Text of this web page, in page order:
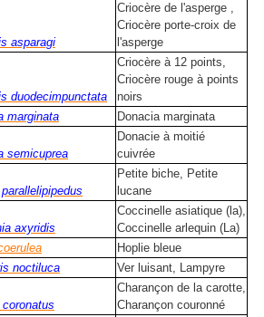
asparagi
Criocère de l'asperge ,
Criocère porte-croix de
l'asperge
duodecimpunctata
Criocère à 12 points,
Criocère rouge à points
noirs
marginata Donacia marginata
semicuprea
Donacie à moitié
cuivrée
Petite biche, Petite
lucane
axyridis
Coccinelle asiatique (la),
Coccinelle arlequin (La)
Hoplie bleue
noctiluca Ver luisant, Lampyre
Charançon de la carotte,
Charançon couronné